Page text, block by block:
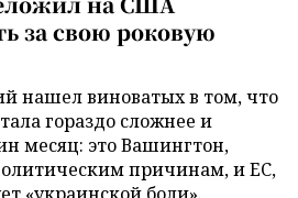
за свою роковую
нашел виноватых в том, что
гораздо сложнее и
месяц: это Вашингтон,
причинам, и ЕС,